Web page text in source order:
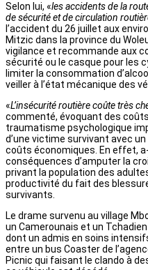
Selon lui, «les accidents de la
de sécurité et de circulation
l’accident du 26 juillet aux
Mitzic dans la province du
vigilance et recommande aux
sécurité ou le casque pour les
limiter la consommation
veiller à l’état mécanique des
«L’insécurité routière coûte très
commenté, évoquant des
traumatisme psychologique
d’une victime survivant avec
coûts économiques. En effet,
conséquences d’amputer la
privant la population des
productivité du fait des
survivants.
Le drame survenu au village
un Camerounais et un
dont un admis en soins
entre un bus Coaster de
Picnic qui faisant le clando à